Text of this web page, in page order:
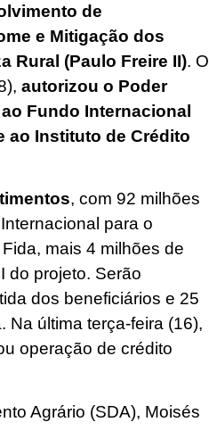
de
e Mitigação dos
Rural (Paulo Freire II). O
autorizou o Poder
Fundo Internacional
ao Instituto de Crédito
, com 92 milhões
para o
mais 4 milhões de
do projeto. Serão
dos beneficiários e 25
Na última terça-feira (16),
operação de crédito
Agrário (SDA), Moisés